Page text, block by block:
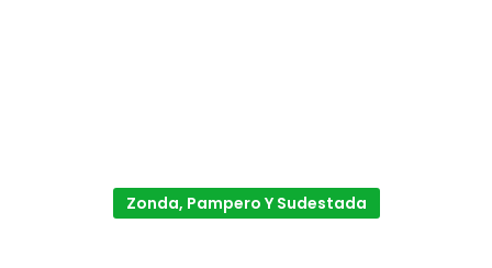
Zonda, Pampero Y Sudestada